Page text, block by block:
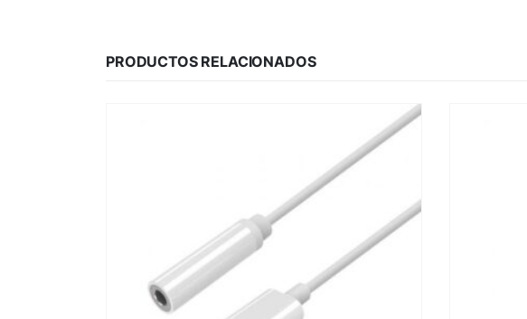
PRODUCTOS RELACIONADOS